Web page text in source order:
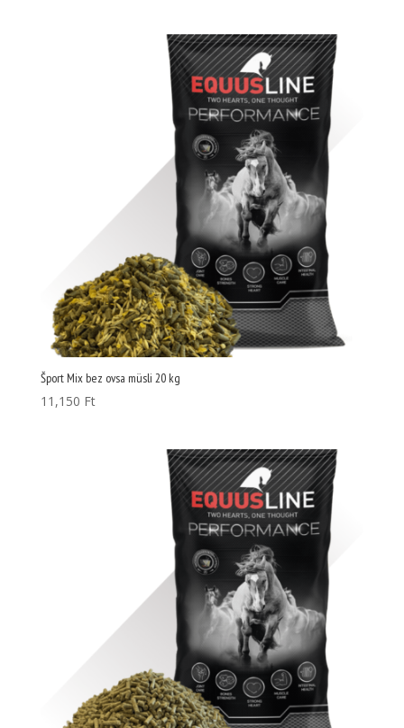
Šport Mix bez ovsa müsli 20 kg
11,150 Ft